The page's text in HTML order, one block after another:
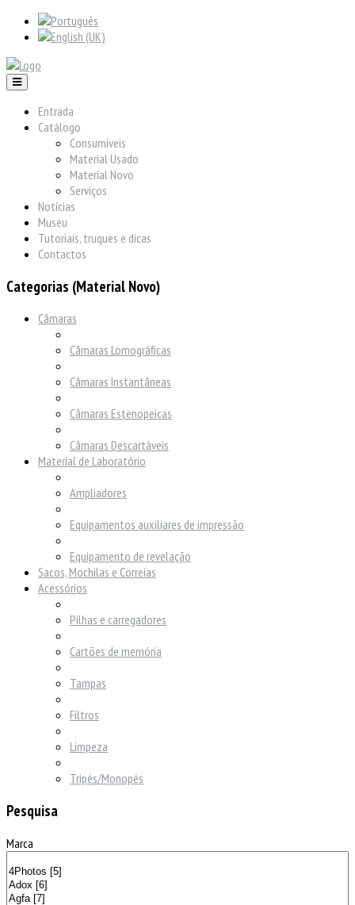
Entrada
Catálogo
Consumíveis
Material Usado
Material Novo
Serviços
Notícias
Museu
Tutoriais, truques e dicas
Contactos
Categorias (Material Novo)
Câmaras
Câmaras Lomográficas
Câmaras Instantâneas
Câmaras Estenopeicas
Câmaras Descartáveis
Material de Laboratório
Ampliadores
Equipamentos auxiliares de impressão
Equipamento de revelação
Sacos, Mochilas e Correias
Acessórios
Pilhas e carregadores
Cartões de memória
Tampas
Filtros
Limpeza
Tripés/Monopés
Pesquisa
Marca